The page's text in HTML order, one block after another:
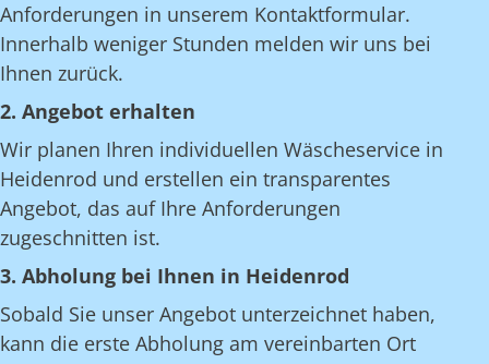
Anforderungen in unserem Kontaktformular.
Innerhalb weniger Stunden melden wir uns bei
Ihnen zurück.
2. Angebot erhalten
Wir planen Ihren individuellen Wäscheservice in
Heidenrod und erstellen ein transparentes
Angebot, das auf Ihre Anforderungen
zugeschnitten ist.
3. Abholung bei Ihnen in Heidenrod
Sobald Sie unser Angebot unterzeichnet haben,
kann die erste Abholung am vereinbarten Ort